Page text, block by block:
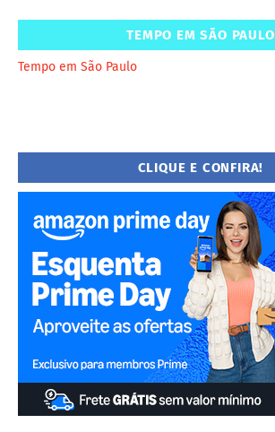
TEMPO EM SÃO PAULO
Tempo em São Paulo
CLIQUE E CONFIRA!